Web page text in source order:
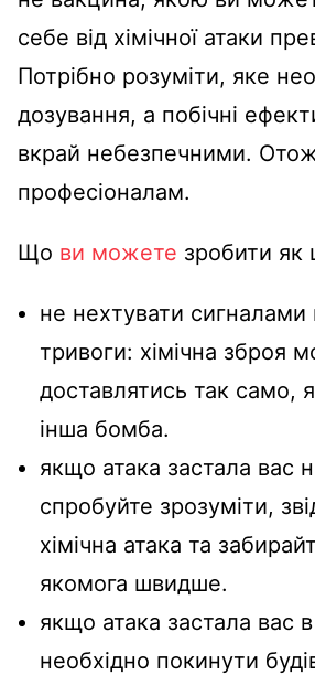
себе від хімічної атаки
Потрібно розуміти, яке
дозування, а побічні
вкрай небезпечними.
професіоналам.
Що ви можете зробити як
не нехтувати сигналами
тривоги: хімічна зброя
доставлятись так само,
інша бомба.
якщо атака застала вас
спробуйте зрозуміти,
хімічна атака та
якомога швидше.
якщо атака застала вас
необхідно покинути